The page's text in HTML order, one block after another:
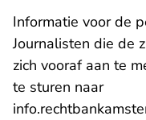
Informatie voor de
Journalisten die de
zich vooraf aan te
te sturen naar